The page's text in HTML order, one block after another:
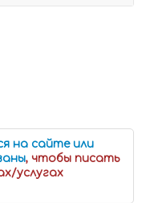
на сайте или
, чтобы писать
услугах